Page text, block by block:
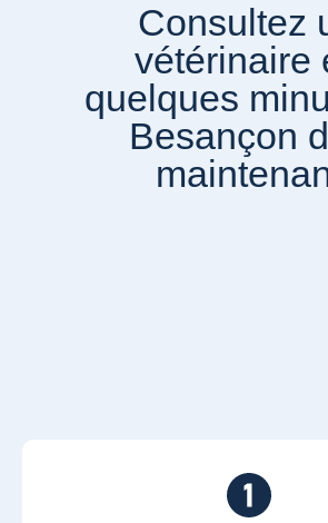
Consultez
vétérinaire
quelques
Besançon